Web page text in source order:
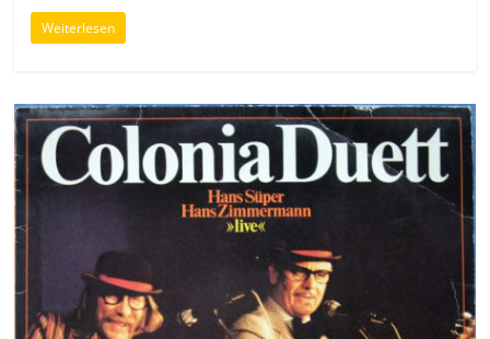
Weiterlesen